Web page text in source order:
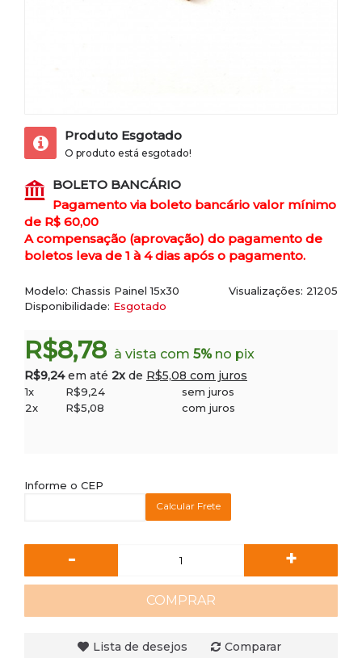
Produto Esgotado
O produto está esgotado!
BOLETO BANCÁRIO
Pagamento via boleto bancário valor mínimo
de R$ 60,00
A compensação (aprovação) do pagamento de
boletos leva de 1 à 4 dias após o pagamento.
Visualizações: 21205
Modelo: Chassis Painel 15x30
Disponibilidade: Esgotado
R$8,78 à vista com 5%no pix
R$9,24em até 2x de R$5,08 com juros
1x R$9,24
sem juros
2x
R$5,08 com juros
Informe o CEP
Calcular Frete
- +
COMPRAR
Lista de desejos Comparar